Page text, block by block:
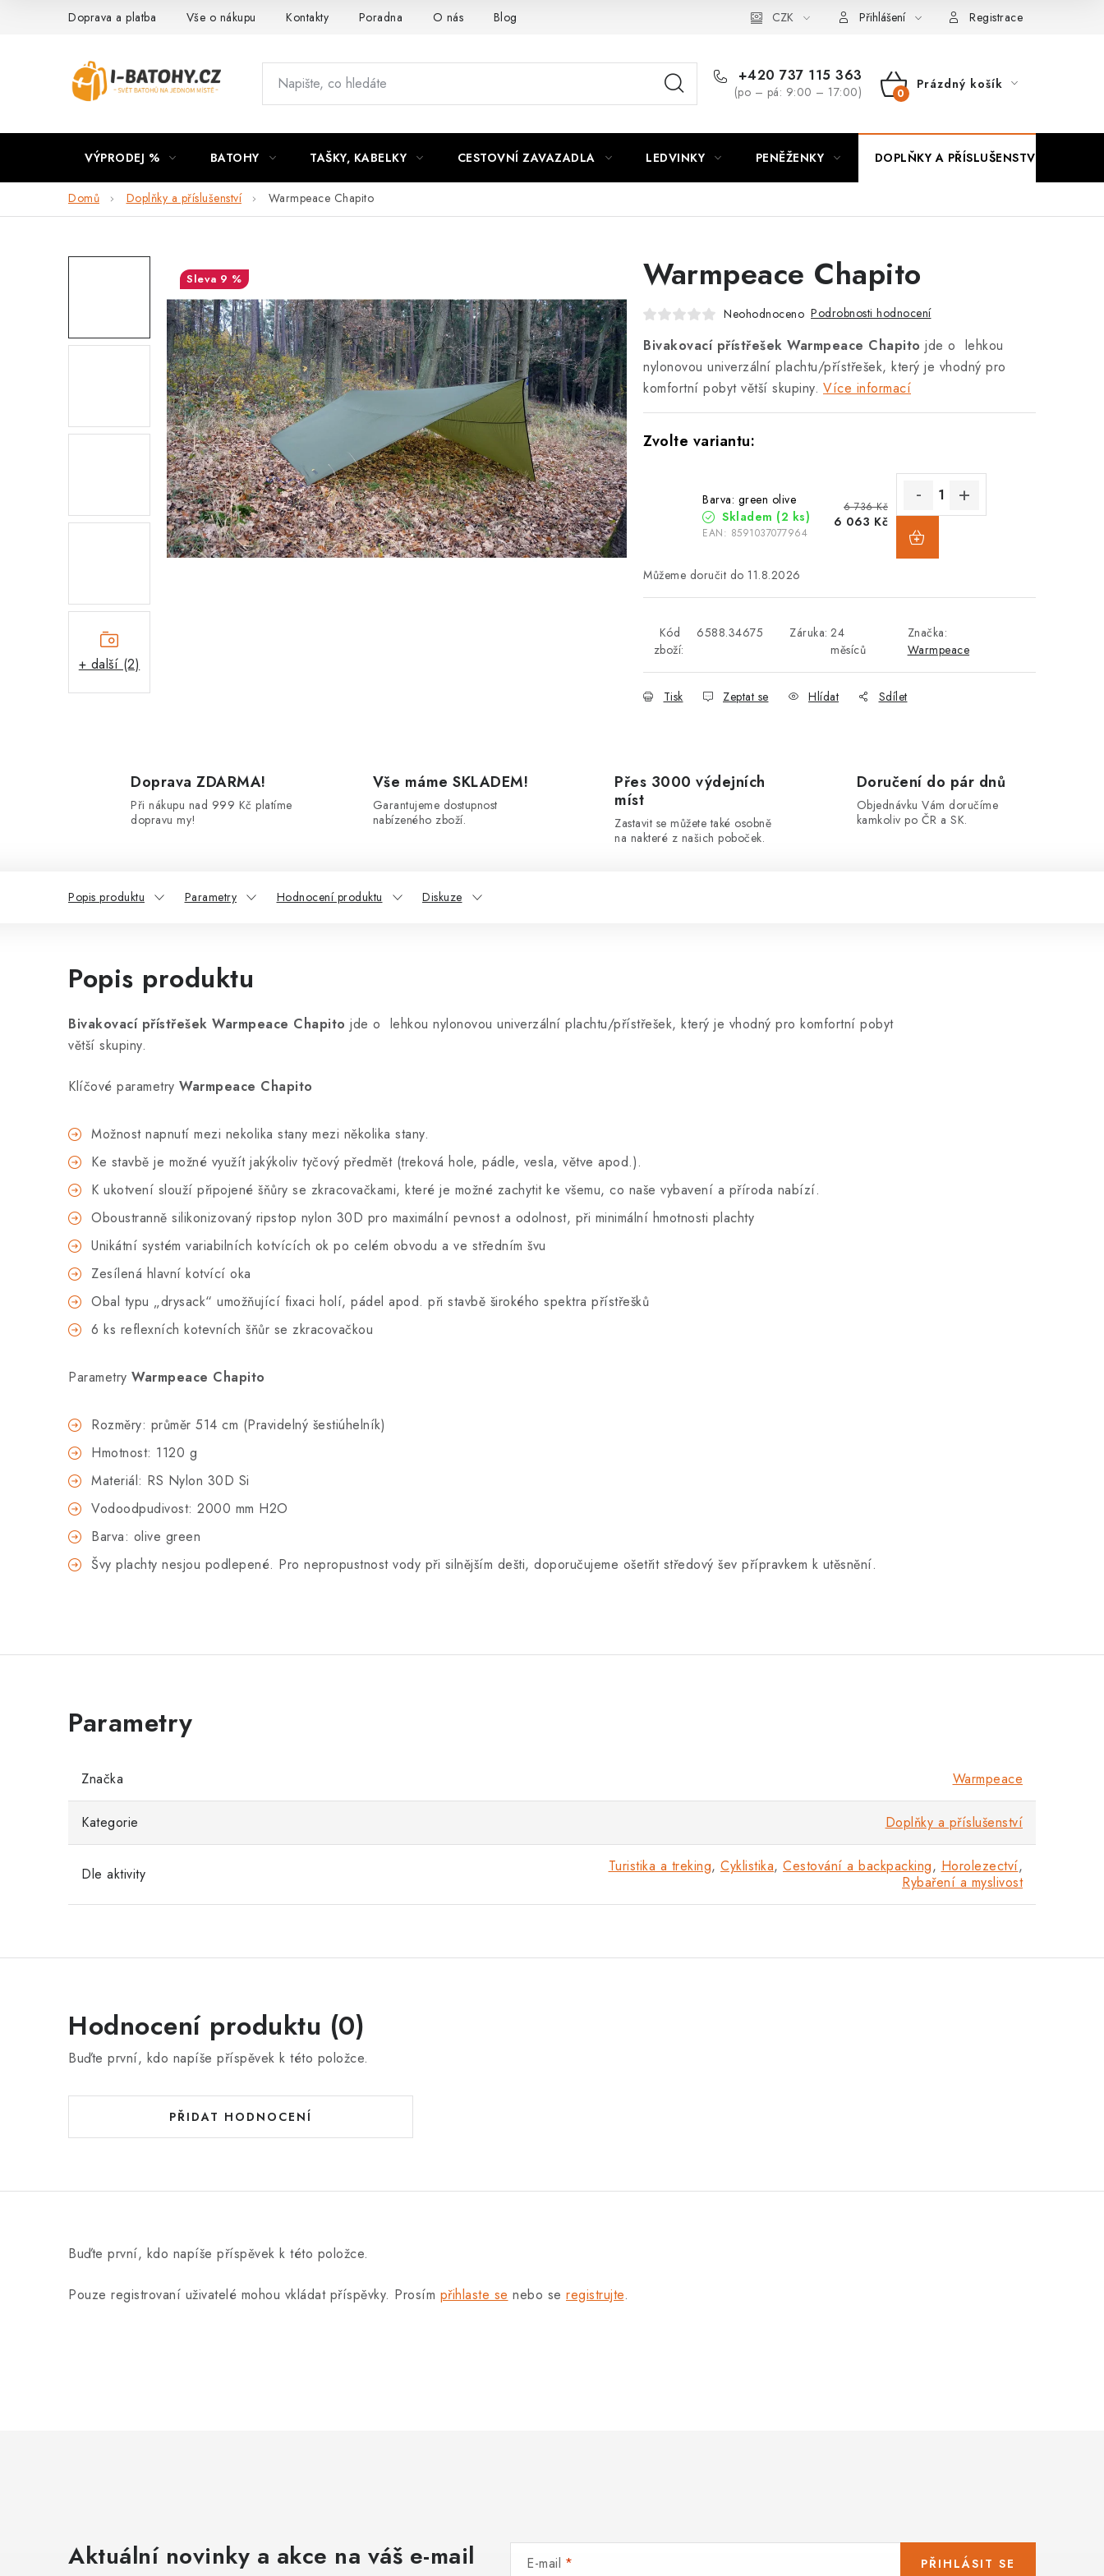
Doprava a platba Vše o nákupu Kontakty Poradna O nás Blog CZK Přihlášení Registrace
+420 737 115 363
(po – pá: 9:00 – 17:00)
NÁKUPNÍ
Prázdný košík
VÝPRODEJ % BATOHY TAŠKY, KABELKY CESTOVNÍ ZAVAZADLA LEDVINKY PENĚŽENKY DOPLŇKY A PŘÍSLUŠENSTVÍ
Domů Doplňky a příslušenství Warmpeace Chapito
+ další (2)
Warmpeace Chapito
Neohodnoceno Podrobnosti hodnocení
Bivakovací přístřešek Warmpeace Chapito jde o lehkou
nylonovou univerzální plachtu/přístřešek, který je vhodný pro
komfortní pobyt větší skupiny. Více informací
Barva: green olive
Skladem (2 ks)
EAN: 8591037077964
6 736 Kč
6 063 Kč
11.8.2026
Kód
zboží:
6588.34675 Záruka: 24
měsíců
Značka:
Warmpeace
Tisk Zeptat se Hlídat Sdílet
9 %
Doprava ZDARMA!
Při nákupu nad 999 Kč platíme
dopravu my!
Vše máme SKLADEM!
Garantujeme dostupnost
nabízeného zboží.
Přes 3000 výdejních
míst
Zastavit se můžete také osobně
na nakteré z našich poboček.
Doručení do pár dnů
Objednávku Vám doručíme
kamkoliv po ČR a SK.
Popis produktu Parametry Hodnocení produktu Diskuze
Popis produktu
Bivakovací přístřešek Warmpeace Chapito jde o lehkou nylonovou univerzální plachtu/přístřešek, který je vhodný pro komfortní pobyt
větší skupiny.
Klíčové parametry Warmpeace Chapito
Možnost napnutí mezi nekolika stany mezi několika stany.
Ke stavbě je možné využít jakýkoliv tyčový předmět (treková hole, pádle, vesla, větve apod.).
K ukotvení slouží připojené šňůry se zkracovačkami, které je možné zachytit ke všemu, co naše vybavení a příroda nabízí.
Oboustranně silikonizovaný ripstop nylon 30D pro maximální pevnost a odolnost, při minimální hmotnosti plachty
Unikátní systém variabilních kotvících ok po celém obvodu a ve středním švu
Zesílená hlavní kotvící oka
Obal typu „drysack“ umožňující fixaci holí, pádel apod. při stavbě širokého spektra přístřešků
6 ks reflexních kotevních šňůr se zkracovačkou
Parametry Warmpeace Chapito
Rozměry: průměr 514 cm (Pravidelný šestiúhelník)
Hmotnost: 1120 g
Materiál: RS Nylon 30D Si
Vodoodpudivost: 2000 mm H2O
Barva: olive green
Švy plachty nesjou podlepené. Pro nepropustnost vody při silnějším dešti, doporučujeme ošetřit středový šev přípravkem k utěsnění.
Značka Warmpeace
Kategorie Doplňky a příslušenství
Dle aktivity Turistika a treking, Cyklistika, Cestování a backpacking, Horolezectví,
Rybaření a myslivost
Hodnocení produktu (0)
Buďte první, kdo napíše příspěvek k této položce.
PŘIDAT HODNOCENÍ
Buďte první, kdo napíše příspěvek k této položce.
Pouze registrovaní uživatelé mohou vkládat příspěvky. Prosím přihlaste se nebo se registrujte.
Aktuální novinky a akce na váš e-mail E-mail PŘIHLÁSIT SE